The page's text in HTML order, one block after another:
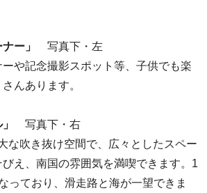
ー」
写真下・左
や記念撮影スポット等、子供でも楽
んあります。
写真下・右
な吹き抜け空間で、広々としたスペー
え、南国の雰囲気を満喫できます。1
っており、滑走路と海が一望できま